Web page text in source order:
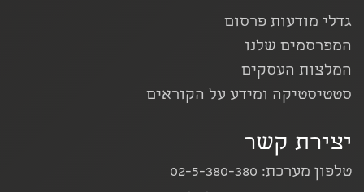
גדלי מודעות פרסום
המפרסמים שלנו
המלצות העסקים
סטטיסטיקה ומידע על הקוראים
יצירת קשר
טלפון מערכת: 02-5-380-380